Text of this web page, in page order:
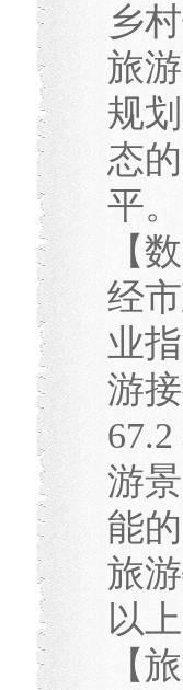
乡
旅
规
态
平。
【
经
业
游
游
能
旅
以上
【